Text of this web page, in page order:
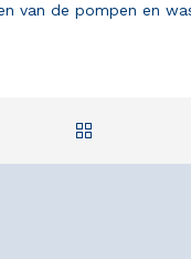
van de pompen en